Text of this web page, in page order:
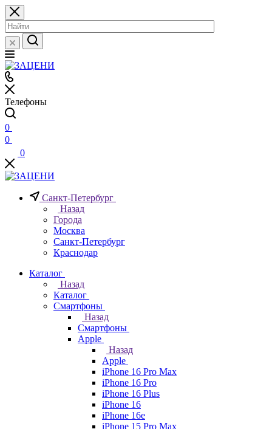
Телефоны
0
0
0
Санкт-Петербург
Назад
Города
Москва
Санкт-Петербург
Краснодар
Каталог
Назад
Каталог
Смартфоны
Назад
Смартфоны
Apple
Назад
Apple
iPhone 16 Pro Max
iPhone 16 Pro
iPhone 16 Plus
iPhone 16
iPhone 16e
iPhone 15 Pro Max